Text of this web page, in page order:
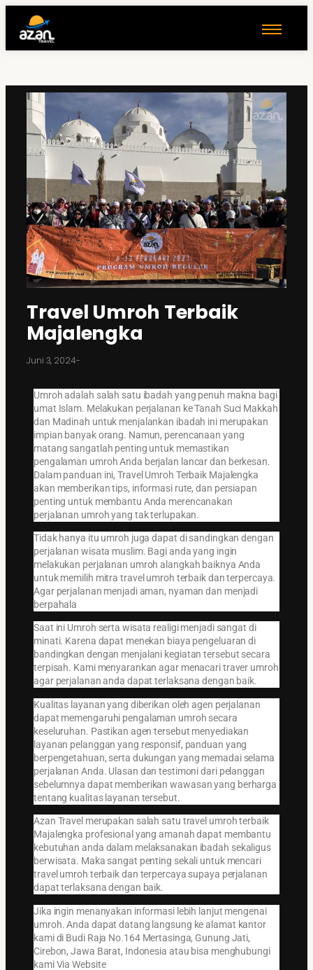
Travel Umroh Terbaik
Majalengka
Juni 3, 2024-
Umroh adalah salah satu ibadah yang penuh makna bagi
umat Islam. Melakukan perjalanan ke Tanah Suci Makkah
dan Madinah untuk menjalankan ibadah ini merupakan
impian banyak orang. Namun, perencanaan yang
matang sangatlah penting untuk memastikan
pengalaman umroh Anda berjalan lancar dan berkesan.
Dalam panduan ini, Travel Umroh Terbaik Majalengka
akan memberikan tips, informasi rute, dan persiapan
penting untuk membantu Anda merencanakan
perjalanan umroh yang tak terlupakan.
Tidak hanya itu umroh juga dapat di sandingkan dengan
perjalanan wisata muslim. Bagi anda yang ingin
melakukan perjalanan umroh alangkah baiknya Anda
untuk memilih mitra travel umroh terbaik dan terpercaya.
Agar perjalanan menjadi aman, nyaman dan menjadi
berpahala
Saat ini Umroh serta wisata realigi menjadi sangat di
minati. Karena dapat menekan biaya pengeluaran di
bandingkan dengan menjalani kegiatan tersebut secara
terpisah. Kami menyarankan agar menacari traver umroh
agar perjalanan anda dapat terlaksana dengan baik.
Kualitas layanan yang diberikan oleh agen perjalanan
dapat memengaruhi pengalaman umroh secara
keseluruhan. Pastikan agen tersebut menyediakan
layanan pelanggan yang responsif, panduan yang
berpengetahuan, serta dukungan yang memadai selama
perjalanan Anda. Ulasan dan testimoni dari pelanggan
sebelumnya dapat memberikan wawasan yang berharga
tentang kualitas layanan tersebut.
Azan Travel merupakan salah satu travel umroh terbaik
Majalengka profesional yang amanah dapat membantu
kebutuhan anda dalam melaksanakan ibadah sekaligus
berwisata. Maka sangat penting sekali untuk mencari
travel umroh terbaik dan terpercaya supaya perjalanan
dapat terlaksana dengan baik.
Jika ingin menanyakan informasi lebih lanjut mengenai
umroh. Anda dapat datang langsung ke alamat kantor
kami di Budi Raja No.164 Mertasinga, Gunung Jati,
Cirebon, Jawa Barat, Indonesia atau bisa menghubungi
kami Via Website